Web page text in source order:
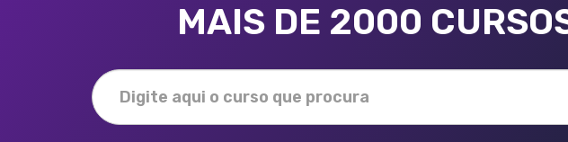
MAIS DE 2000